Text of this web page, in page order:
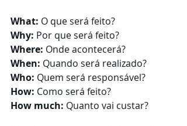
What: O que será feito?
Why: Por que será feito?
Where: Onde acontecerá?
When: Quando será realizado?
Who: Quem será responsável?
How: Como será feito?
How much: Quanto vai custar?